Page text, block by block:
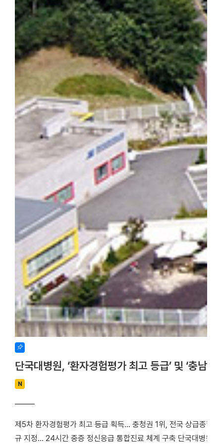
단국대병원, ‘환자경험평가 최고 등급’ 및 ‘충남
N
제5차 환자경험평가 최고 등급 획득… 충청권 1위, 전국 상급종합
규 지정… 24시간 중증 정신응급 통합진료 체계 구축 단국대병원(